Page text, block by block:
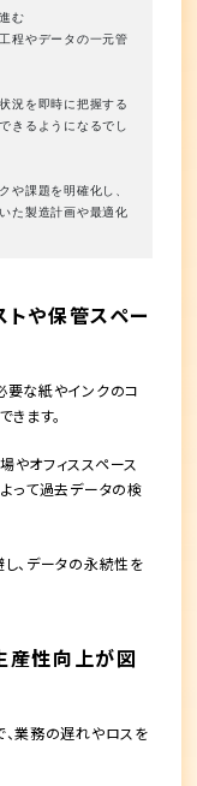
む
程やデータの一元管
況を即時に把握する
きるようになるでし
や課題を明確化し、
た製造計画や最適化
や保管スペー
要な紙やインクのコ
ます。
やオフィススペース
って過去データの検
、データの永続性を
産性向上が図
業務の遅れやロスを